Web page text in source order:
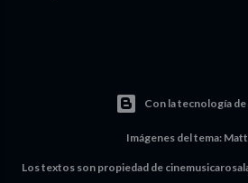
Con la tecnología
Imágenes del tema:
Los textos son propiedad de